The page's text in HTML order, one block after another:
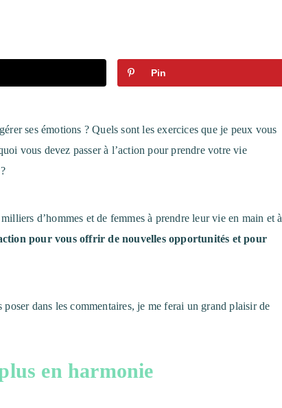
Pin
ses émotions ? Quels sont les exercices que je peux vous
vous devez passer à l’action pour prendre votre vie
d’hommes et de femmes à prendre leur vie en main et à
pour vous offrir de nouvelles opportunités et pour
dans les commentaires, je me ferai un grand plaisir de
en harmonie